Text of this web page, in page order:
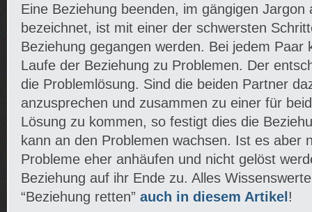
Eine Beziehung beenden, im gängigen Jargon
bezeichnet, ist mit einer der schwersten
Beziehung gegangen werden. Bei jedem Paar
Laufe der Beziehung zu Problemen. Der
die Problemlösung. Sind die beiden Partner
anzusprechen und zusammen zu einer für
Lösung zu kommen, so festigt dies die
kann an den Problemen wachsen. Ist es aber
Probleme eher anhäufen und nicht gelöst
Beziehung auf ihr Ende zu. Alles
“Beziehung retten” auch in diesem Artikel !